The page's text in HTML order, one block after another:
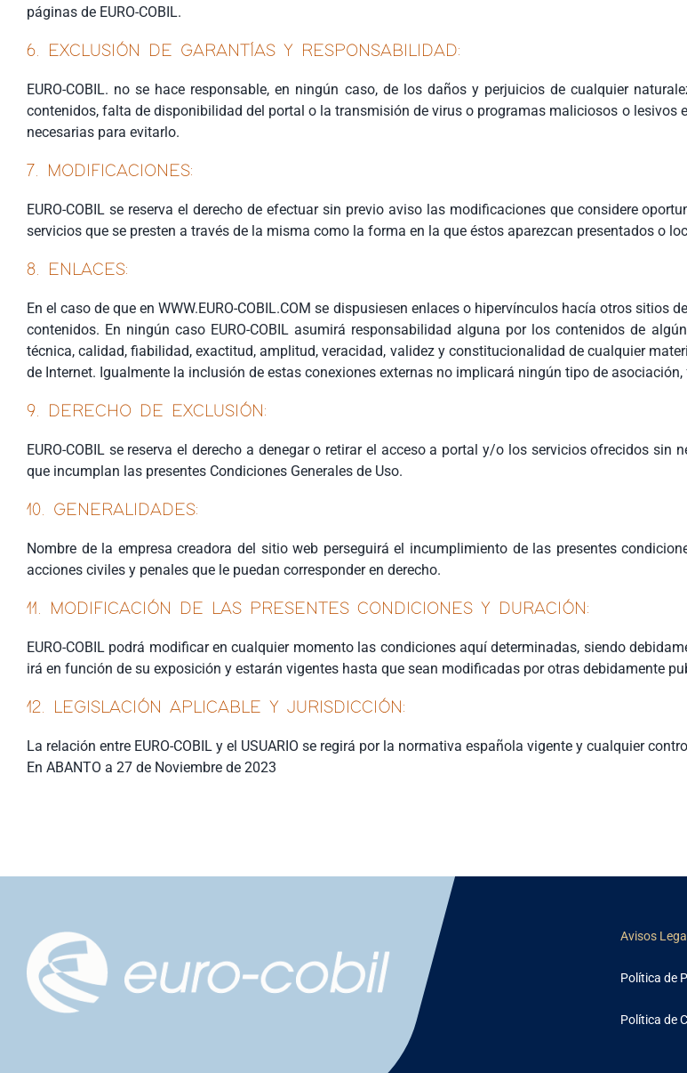
páginas de EURO-COBIL.
6. EXCLUSIÓN DE GARANTÍAS Y RESPONSABILIDAD:
EURO-COBIL. no se hace responsable, en ningún caso, de los daños y perjuicios de cualquier
contenidos, falta de disponibilidad del portal o la transmisión de virus o programas maliciosos o
necesarias para evitarlo.
7. MODIFICACIONES:
EURO-COBIL se reserva el derecho de efectuar sin previo aviso las modificaciones que considere
servicios que se presten a través de la misma como la forma en la que éstos aparezcan presentados o
8. ENLACES:
En el caso de que en WWW.EURO-COBIL.COM se dispusiesen enlaces o hipervínculos hacía otros sitios
contenidos. En ningún caso EURO-COBIL asumirá responsabilidad alguna por los contenidos de
técnica, calidad, fiabilidad, exactitud, amplitud, veracidad, validez y constitucionalidad de cualquier
de Internet. Igualmente la inclusión de estas conexiones externas no implicará ningún tipo de
9. DERECHO DE EXCLUSIÓN:
EURO-COBIL se reserva el derecho a denegar o retirar el acceso a portal y/o los servicios ofrecidos
que incumplan las presentes Condiciones Generales de Uso.
10. GENERALIDADES:
Nombre de la empresa creadora del sitio web perseguirá el incumplimiento de las presentes
acciones civiles y penales que le puedan corresponder en derecho.
11. MODIFICACIÓN DE LAS PRESENTES CONDICIONES Y DURACIÓN:
EURO-COBIL podrá modificar en cualquier momento las condiciones aquí determinadas, siendo
irá en función de su exposición y estarán vigentes hasta que sean modificadas por otras debidamente
12. LEGISLACIÓN APLICABLE Y JURISDICCIÓN:
La relación entre EURO-COBIL y el USUARIO se regirá por la normativa española vigente y cualquier
En ABANTO a 27 de Noviembre de 2023
Avisos
Política de
Política de